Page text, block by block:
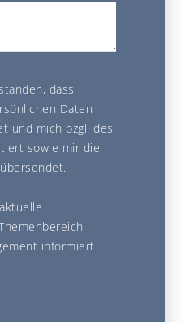
dass
Daten
und mich bzgl. des
sowie mir die
informiert